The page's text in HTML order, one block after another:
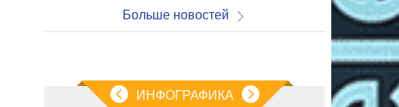
Больше новостей
ИНФОГРАФИКА